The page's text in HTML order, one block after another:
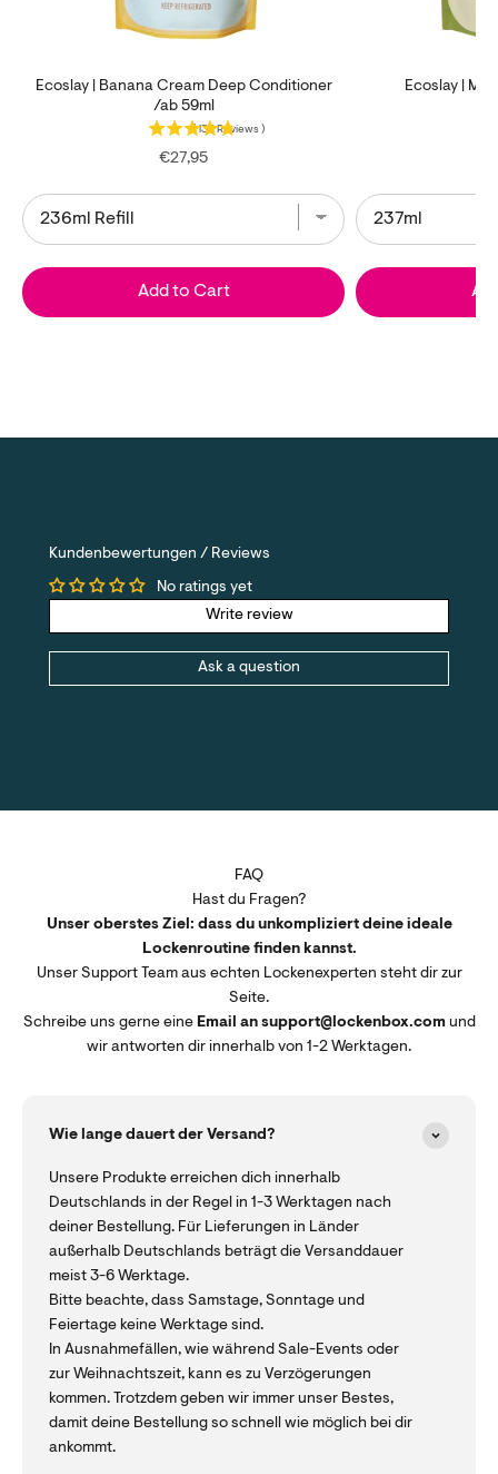
Ecoslay | Banana Cream Deep Conditioner
/ab 59ml
133 Reviews )
Price
€27,95
Add to Cart
Ecoslay |
Kundenbewertungen / Reviews
No ratings yet
Write review
Ask a question
FAQ
Hast du Fragen?
Unser oberstes Ziel: dass du unkompliziert deine ideale
Lockenroutine finden kannst.
Unser Support Team aus echten Lockenexperten steht dir zur
Seite.
Schreibe uns gerne eine Email an support@lockenbox.comund
wir antworten dir innerhalb von 1-2 Werktagen.
Wie lange dauert der Versand?
Unsere Produkte erreichen dich innerhalb
Deutschlands in der Regel in 1-3 Werktagen nach
deiner Bestellung. Für Lieferungen in Länder
außerhalb Deutschlands beträgt die Versanddauer
meist 3-6 Werktage.
Bitte beachte, dass Samstage, Sonntage und
Feiertage keine Werktage sind.
In Ausnahmefällen, wie während Sale-Events oder
zur Weihnachtszeit, kann es zu Verzögerungen
kommen. Trotzdem geben wir immer unser Bestes,
damit deine Bestellung so schnell wie möglich bei dir
ankommt.